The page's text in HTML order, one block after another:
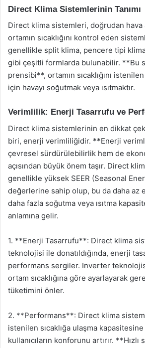
Direct Klima Sistemlerinin Tanımı
Direct klima sistemleri, doğrudan hava
ortamın sıcaklığını kontrol eden
genellikle split klima, pencere tipi
gibi çeşitli formlarda bulunabilir. **Bu
prensibi**, ortamın sıcaklığını
için havayı soğutmak veya ısıtmaktır.
Verimlilik: Enerji Tasarrufu ve
Direct klima sistemlerinin en dikkat
biri, enerji verimliliğidir. **Enerji
çevresel sürdürülebilirlik hem de
açısından büyük önem taşır. Direct
genellikle yüksek SEER (Seasonal
değerlerine sahip olup, bu da daha az
daha fazla soğutma veya ısıtma
anlamına gelir.
1. **Enerji Tasarrufu**: Direct klima
teknolojisi ile donatıldığında, enerji
performans sergiler. Inverter
ortam sıcaklığına göre ayarlayarak
tüketimini önler.
2. **Performans**: Direct klima
istenilen sıcaklığa ulaşma
kullanıcıların konforunu artırır. **Hızlı